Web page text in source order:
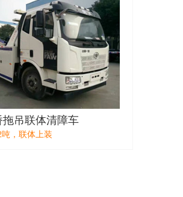
拖吊联体清障车
，联体上装